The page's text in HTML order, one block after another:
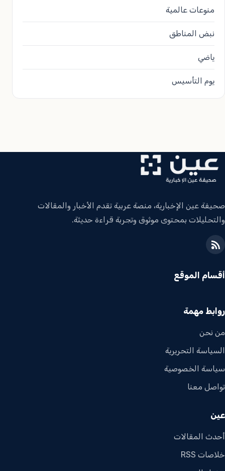
منوعات عالمية
نبض المناطق
ياضي
يوم التأسيس
صحيفة عين الإخبارية، منصة عربية تقدم الأخبار والمقالات
والتحليلات بمحتوى موثوق وتجربة قراءة حديثة.
أقسام الموقع
روابط مهمة
من نحن
السياسة التحريرية
سياسة الخصوصية
تواصل معنا
عين
أحدث المقالات
خلاصات RSS